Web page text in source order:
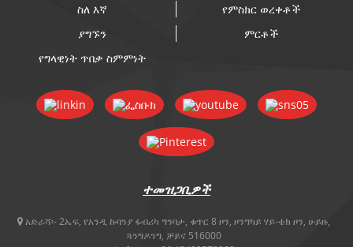
ስለ እኛ
የምስክር ወረቀቶች
ያግኙን
ምርቶች
የግላዊነት ጥበቃ ስምምነት
ተመዝጋቢዎች
አድራሻ፡-2ኤፍ, የአንዲ ኩባንያ ፋብሪካ ግንባታ, ቁጥር 8 ዞን, ዞንግካይ ሃይ-ቴክ ዞን, ሁይዙ,
ጓንግዶንግ, ቻይና 516000